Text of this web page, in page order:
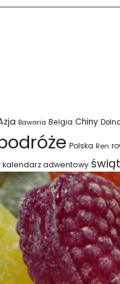
Bawaria Belgia Chiny
Polska Ren
kalendarz adwentowy